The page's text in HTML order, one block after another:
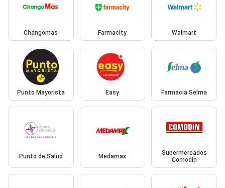
Changomas Farmacity Walmart
Punto Mayorista Easy Farmacia Selma
Punto de Salud Medamax
Supermercados
Comodin